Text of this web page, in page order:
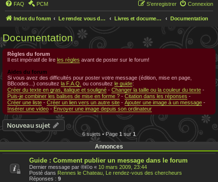
FAQ PCM Connexion
S’enregistrer
Index du forum Le rendez vous des chercheurs Livres et documentations sur Rennes le Chateau Documentation
Documentation
Règles du forum
Il est impératif de lire les règles avant de poster sur le forum!
Aides du forum
Si vous avez des difficultés pour poster votre message (édition, mise en page,
BBcodes...) consultez la F.A.Q. ou consultez le guide:
Créer du texte en gras, italique et souligné - Changer la taille ou la couleur du texte -
Puis-je combiner les balises de mise en forme ? - Citation dans les réponses -
Créer une liste - Créer un lien vers un autre site - Ajouter une image à un message -
Insérer une video - Envoyer une image depuis son ordinateur
Nouveau sujet
6 sujets • Page 1 sur1
Annonces
Guide : Comment publier un message dans le forum
Dernier message par ®i©o « 10 mars 2009, 23:44
Posté dans Rennes le Chateau, Le rendez-vous des chercheurs
Réponses : 9